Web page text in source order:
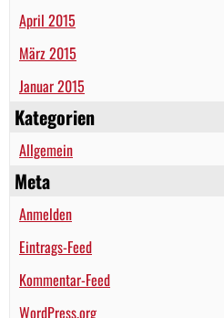
April 2015
März 2015
Januar 2015
Kategorien
Allgemein
Meta
Anmelden
Eintrags-Feed
Kommentar-Feed
WordPress.org